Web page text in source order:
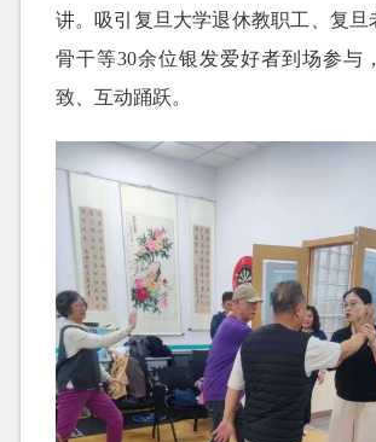
讲。吸引复旦大学退休教职工、复旦
骨干等30余位银发爱好者到场参与
致、互动踊跃。